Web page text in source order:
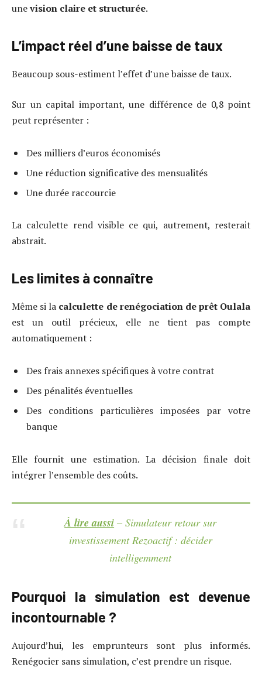
unevision claire et structurée.
L’impact réel d’une baisse de taux
Beaucoup sous-estiment l’effet d’une baisse de taux.
Sur un capital important, une différence de 0,8 point
peut représenter :
Des milliers d’euros économisés
Une réduction significative des mensualités
Une durée raccourcie
La calculette rend visible ce qui, autrement, resterait
abstrait.
Les limites à connaître
Même si la calculette de renégociation de prêt Oulala
est un outil précieux, elle ne tient pas compte
automatiquement :
Des frais annexes spécifiques à votre contrat
Des pénalités éventuelles
Des conditions particulières imposées par votre
banque
Elle fournit une estimation. La décision finale doit
intégrer l’ensemble des coûts.
À lire aussi – Simulateur retour sur
investissement Rezoactif : décider
intelligemment
Pourquoi la simulation est devenue
incontournable ?
Aujourd’hui, les emprunteurs sont plus informés.
Renégocier sans simulation, c’est prendre un risque.